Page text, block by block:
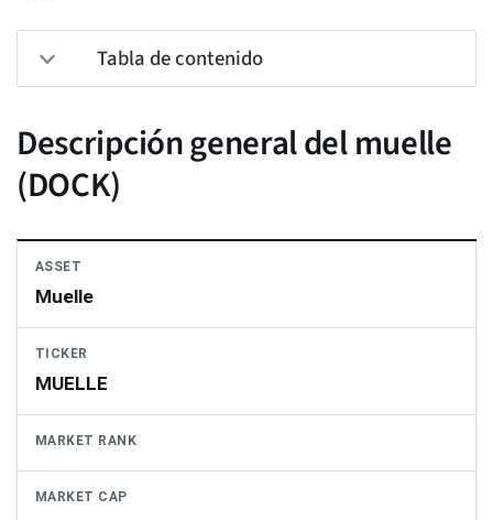
Tabla de contenido
Descripción general del muelle
(DOCK)
ASSET
Muelle
TICKER
MUELLE
MARKET RANK
MARKET CAP